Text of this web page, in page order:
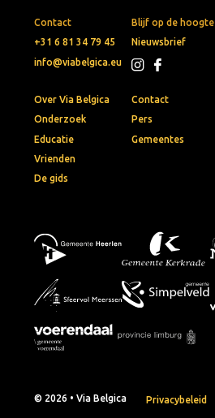
Contact
+31 6 81 34 79 45
info@viabelgica.eu
Blijf op de hoogte
Nieuwsbrief
Over Via Belgica
Onderzoek
Educatie
Vrienden
De gids
Contact
Pers
Gemeentes
© 2026 • Via Belgica Privacybeleid